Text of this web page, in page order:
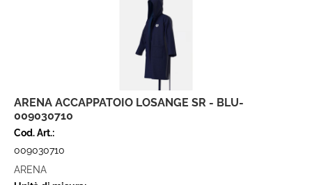
ARENA ACCAPPATOIO LOSANGE SR - BLU-
009030710
Cod. Art.:
009030710
ARENA